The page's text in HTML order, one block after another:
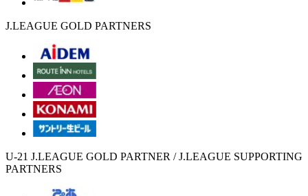
J.LEAGUE GOLD PARTNERS
U-21 J.LEAGUE GOLD PARTNER / J.LEAGUE SUPPORTING
PARTNERS